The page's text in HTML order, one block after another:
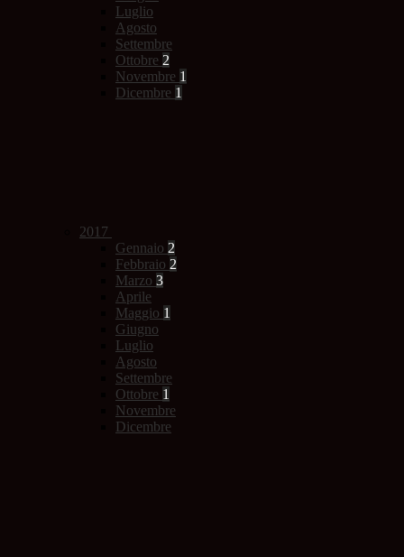
Luglio
Agosto
Settembre
Ottobre 2
Novembre 1
Dicembre 1
2017
Gennaio 2
Febbraio 2
Marzo 3
Aprile
Maggio 1
Giugno
Luglio
Agosto
Settembre
Ottobre 1
Novembre
Dicembre